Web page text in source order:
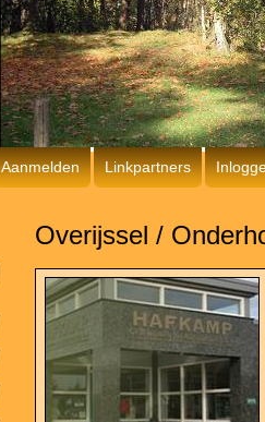
Aanmelden Linkpartners
Overijssel /